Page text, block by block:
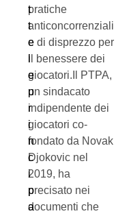
pratiche
anticoncorrenziali
e di disprezzo per
il benessere dei
giocatori.Il PTPA,
un sindacato
indipendente dei
giocatori co-
fondato da Novak
Djokovic nel
2019, ha
precisato nei
documenti che